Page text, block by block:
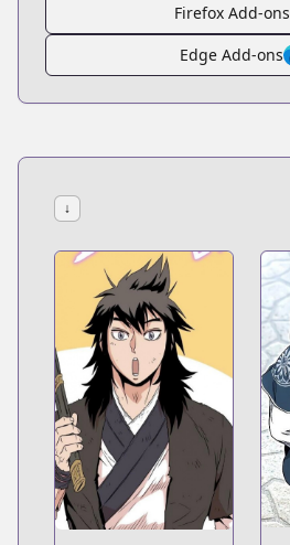
Firefox Add-ons
Edge Add-ons
↓